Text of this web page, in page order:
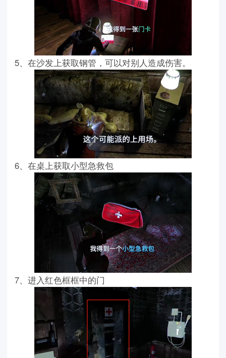
5、在沙发上获取钢管，可以对别人造成伤害。
6、在桌上获取小型急救包
7、进入红色框框中的门